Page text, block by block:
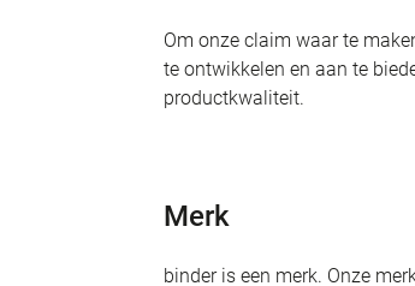
Om onze claim waar te
te ontwikkelen en aan te
productkwaliteit.
Merk
binder is een merk. Onze